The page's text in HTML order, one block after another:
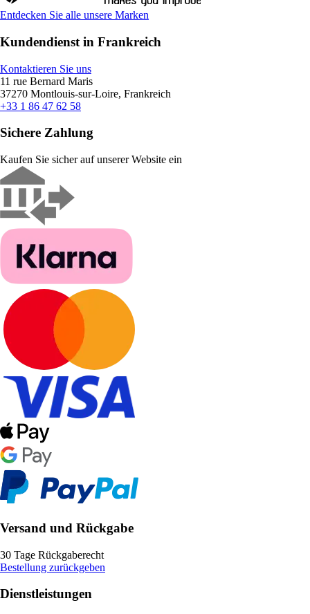
Entdecken Sie alle unsere Marken
Kundendienst in Frankreich
Kontaktieren Sie uns
11 rue Bernard Maris
37270 Montlouis-sur-Loire, Frankreich
+33 1 86 47 62 58
Sichere Zahlung
Kaufen Sie sicher auf unserer Website ein
Versand und Rückgabe
30 Tage Rückgaberecht
Bestellung zurückgeben
Dienstleistungen